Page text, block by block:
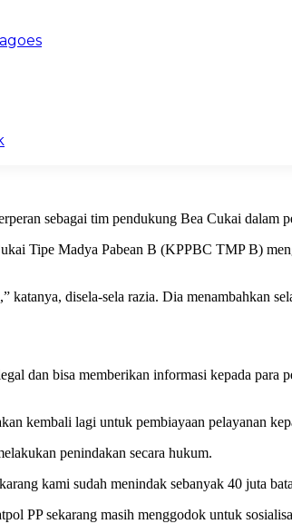
sebagai tim pendukung Bea Cukai dalam
Tipe Madya Pabean B (KPPBC TMP B)
disela-sela razia. Dia menambahkan
dan bisa memberikan informasi kepada
kembali lagi untuk pembiayaan pelayanan
penindakan secara hukum.
kami sudah menindak sebanyak 40 juta
PP sekarang masih menggodok untuk